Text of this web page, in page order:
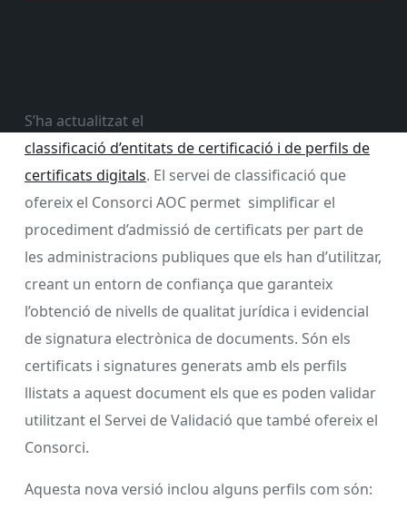
S’ha actualitzat el
classificació d’entitats de certificació i de perfils de
certificats digitals. El servei de classificació que
ofereix el Consorci AOC permet simplificar el
procediment d’admissió de certificats per part de
les administracions publiques que els han d’utilitzar,
creant un entorn de confiança que garanteix
l’obtenció de nivells de qualitat jurídica i evidencial
de signatura electrònica de documents. Són els
certificats i signatures generats amb els perfils
llistats a aquest document els que es poden validar
utilitzant el Servei de Validació que també ofereix el
Consorci.
Aquesta nova versió inclou alguns perfils com són: